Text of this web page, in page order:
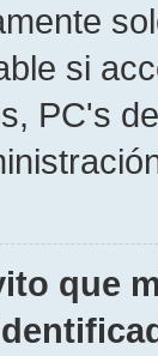
si
PC's
que